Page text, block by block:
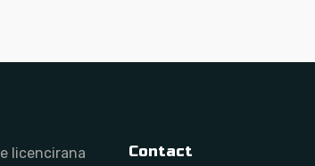
e licencirana
Contact